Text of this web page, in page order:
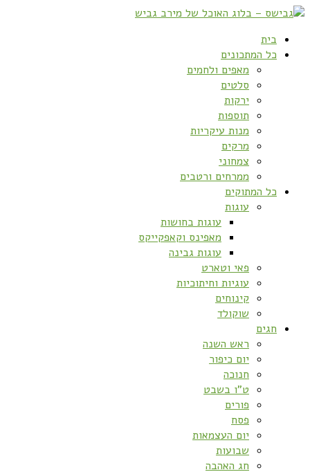
בית
כל המתכונים
מאפים ולחמים
סלטים
ירקות
תוספות
מנות עיקריות
מרקים
צמחוני
ממרחים ורטבים
כל המתוקים
עוגות
עוגות בחושות
מאפינס וקאפקייקס
עוגות גבינה
פאי וטארט
עוגיות וחיתוכיות
קינוחים
שוקולד
חגים
ראש השנה
יום כיפור
חנוכה
ט”ו בשבט
פורים
פסח
יום העצמאות
שבועות
חג האהבה